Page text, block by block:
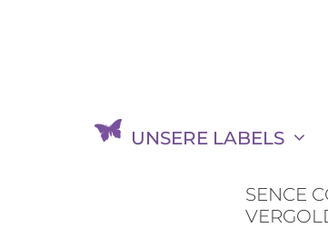
UNSERE LABELS
SENCE